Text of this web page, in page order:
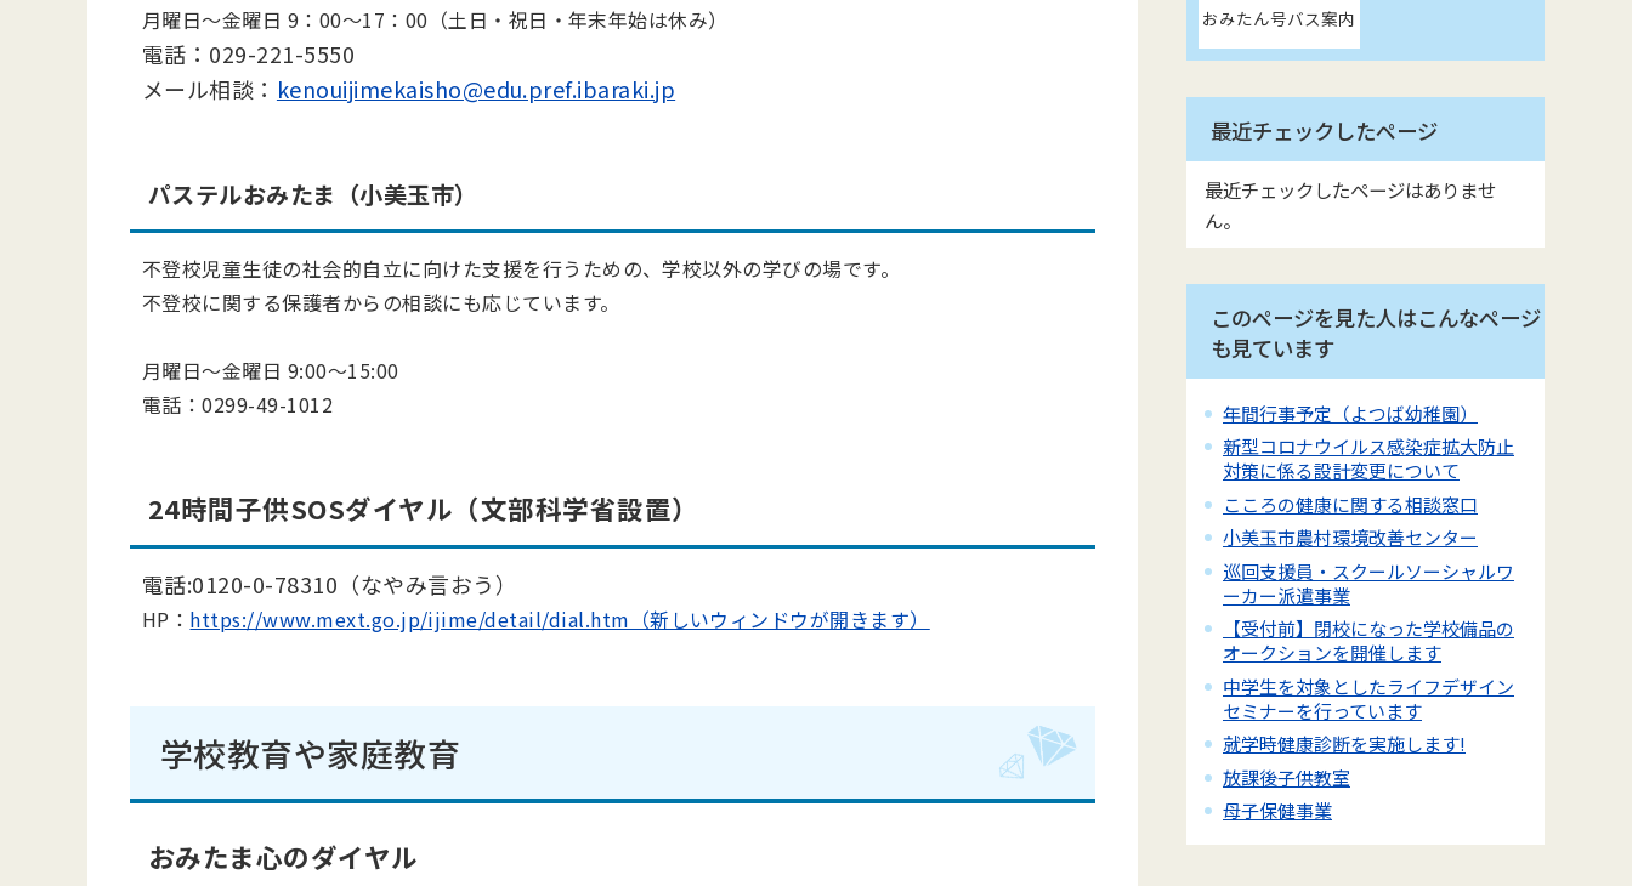
月曜日～金曜日 9：00～17：00（土日・祝日・年末年始は休み）
電話：029-221-5550
メール相談： kenouijimekaisho@edu.pref.ibaraki.jp
パステルおみたま（小美玉市）
不登校児童生徒の社会的自立に向けた支援を行うための、学校以外の学びの場です。
不登校に関する保護者からの相談にも応じています。
月曜日～金曜日 9:00～15:00
電話：0299-49-1012
24時間子供SOSダイヤル（文部科学省設置）
電話:0120-0-78310（なやみ言おう）
HP： https://www.mext.go.jp/ijime/detail/dial.htm（新しいウィンドウが開きます）
学校教育や家庭教育
おみたま心のダイヤル
おみたん号バス案内
最近チェックしたページ
最近チェックしたページはありませ
ん。
このページを見た人はこんなページ
も見ています
年間行事予定（よつば幼稚園）
新型コロナウイルス感染症拡大防止
対策に係る設計変更について
こころの健康に関する相談窓口
小美玉市農村環境改善センター
巡回支援員・スクールソーシャルワ
ーカー派遣事業
【受付前】閉校になった学校備品の
オークションを開催します
中学生を対象としたライフデザイン
セミナーを行っています
就学時健康診断を実施します!
放課後子供教室
母子保健事業